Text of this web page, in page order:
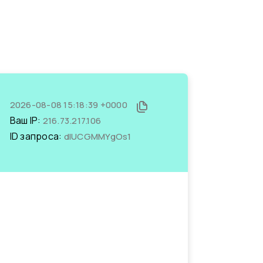
2026-08-08 15:18:39 +0000
Ваш IP: 216.73.217.106
ID запроса: dIUCGMMYgOs1